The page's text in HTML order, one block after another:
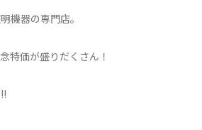
機器の専門店。
特価が盛りだくさん！